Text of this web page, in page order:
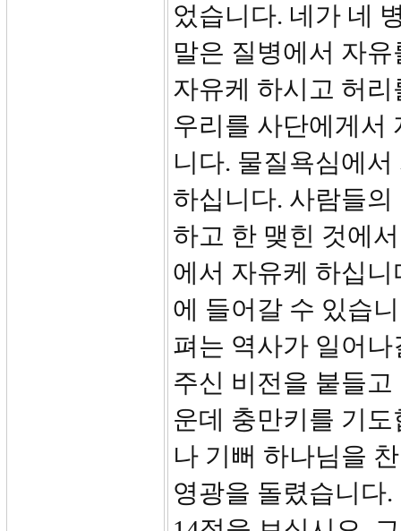
었습니다. 네가 네
말은 질병에서 자
자유케 하시고 허
우리를 사단에게서
니다. 물질욕심에
하십니다. 사람들
하고 한 맺힌 것에
에서 자유케 하십
에 들어갈 수 있습
펴는 역사가 일어
주신 비전을 붙들
운데 충만키를 기
나 기뻐 하나님을
영광을 돌렸습니다.